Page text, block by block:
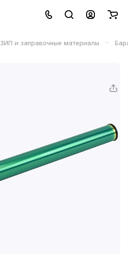
ЗИП и заправочные материалы –